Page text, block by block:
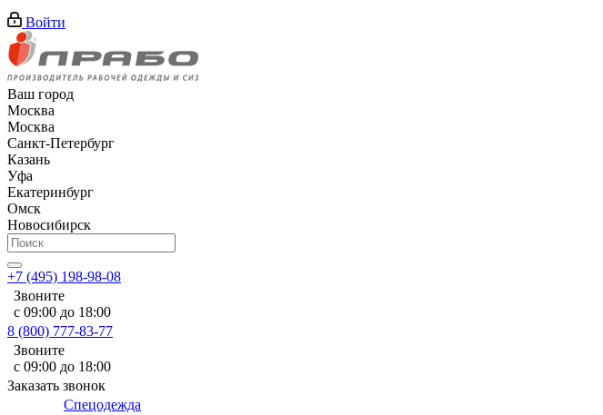
Войти
Ваш город
Москва
Москва
Санкт-Петербург
Казань
Уфа
Екатеринбург
Омск
Новосибирск
+7 (495) 198-98-08
Звоните
с 09:00 до 18:00
8 (800) 777-83-77
Звоните
с 09:00 до 18:00
Заказать звонок
Спецодежда